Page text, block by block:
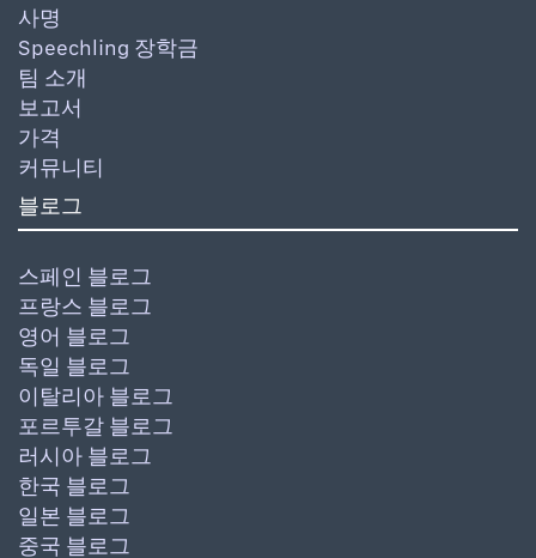
사명
Speechling 장학금
팀 소개
보고서
가격
커뮤니티
블로그
스페인 블로그
프랑스 블로그
영어 블로그
독일 블로그
이탈리아 블로그
포르투갈 블로그
러시아 블로그
한국 블로그
일본 블로그
중국 블로그